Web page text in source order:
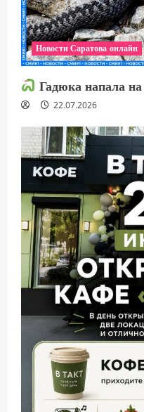
Новости Саратова онлайн
Гадюка напала
22.07.2026